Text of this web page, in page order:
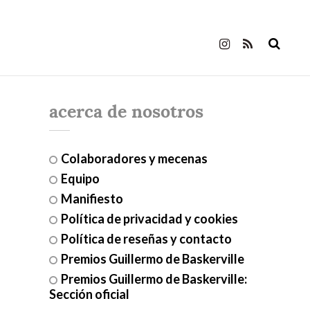
acerca de nosotros
Colaboradores y mecenas
Equipo
Manifiesto
Política de privacidad y cookies
Política de reseñas y contacto
Premios Guillermo de Baskerville
Premios Guillermo de Baskerville:
Sección oficial